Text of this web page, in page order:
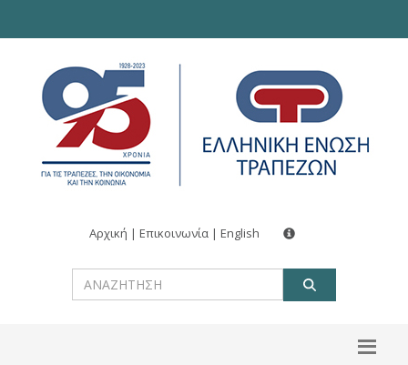
Αρχική | Επικοινωνία | English